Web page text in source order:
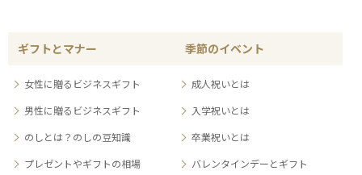
ギフトとマナー
女性に贈るビジネスギフト
男性に贈るビジネスギフト
のしとは？のしの豆知識
プレゼントやギフトの相場
季節のイベント
成人祝いとは
入学祝いとは
卒業祝いとは
バレンタインデーとギフト